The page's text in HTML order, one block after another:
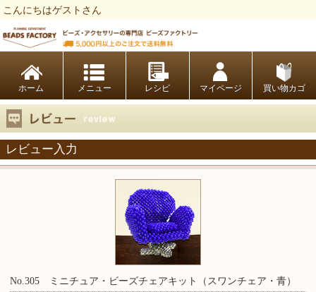
こんにちはゲストさん
ホーム レシピ マイページ 買い物カゴ
レビュー入力
No.305 ミニチュア・ビーズチェアキット（スワンチェア・青）